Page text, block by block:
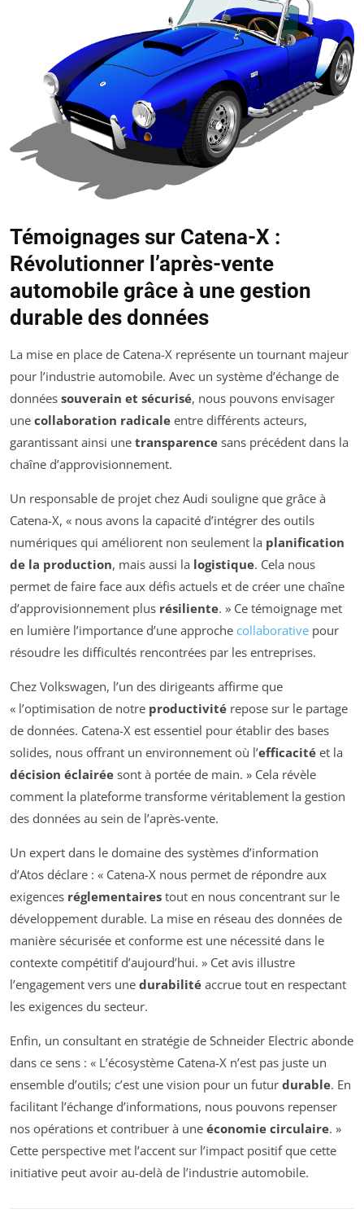
Témoignages sur Catena-X :
Révolutionner l’après-vente
automobile grâce à une gestion
durable des données
La mise en place de Catena-X représente un tournant majeur
pour l’industrie automobile. Avec un système d’échange de
données souverain et sécurisé, nous pouvons envisager
une collaboration radicale entre différents acteurs,
garantissant ainsi une transparence sans précédent dans la
chaîne d’approvisionnement.
Un responsable de projet chez Audi souligne que grâce à
Catena-X, « nous avons la capacité d’intégrer des outils
numériques qui améliorent non seulement la planification
de la production, mais aussi la logistique. Cela nous
permet de faire face aux défis actuels et de créer une chaîne
d’approvisionnement plus résiliente. » Ce témoignage met
en lumière l’importance d’une approche collaborative pour
résoudre les difficultés rencontrées par les entreprises.
Chez Volkswagen, l’un des dirigeants affirme que
« l’optimisation de notre productivité repose sur le partage
de données. Catena-X est essentiel pour établir des bases
solides, nous offrant un environnement où l’efficacité et la
décision éclairée sont à portée de main. » Cela révèle
comment la plateforme transforme véritablement la gestion
des données au sein de l’après-vente.
Un expert dans le domaine des systèmes d’information
d’Atos déclare : « Catena-X nous permet de répondre aux
exigences réglementaires tout en nous concentrant sur le
développement durable. La mise en réseau des données de
manière sécurisée et conforme est une nécessité dans le
contexte compétitif d’aujourd’hui. » Cet avis illustre
l’engagement vers une durabilité accrue tout en respectant
les exigences du secteur.
Enfin, un consultant en stratégie de Schneider Electric abonde
dans ce sens : « L’écosystème Catena-X n’est pas juste un
ensemble d’outils; c’est une vision pour un futur durable. En
facilitant l’échange d’informations, nous pouvons repenser
nos opérations et contribuer à une économie circulaire. »
Cette perspective met l’accent sur l’impact positif que cette
initiative peut avoir au-delà de l’industrie automobile.